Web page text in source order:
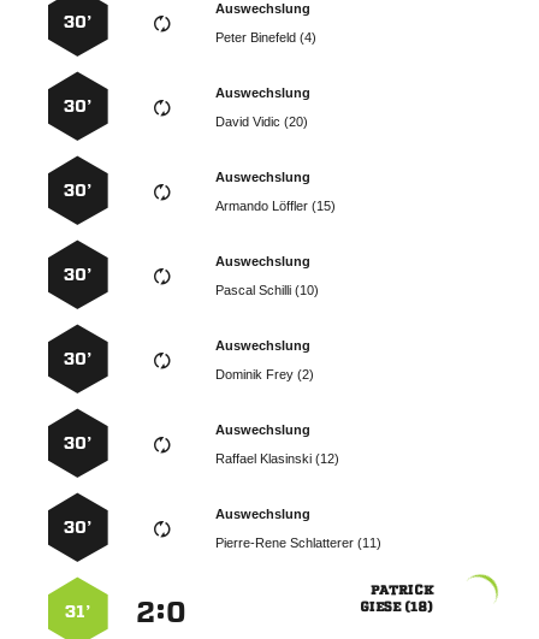
Auswechslung
  
30’
Auswechslung
  
30’
Auswechslung
  
30’
Auswechslung
  
30’
Auswechslung
  
30’
Auswechslung
  
30’
Auswechslung
  
30’

 
:
31’